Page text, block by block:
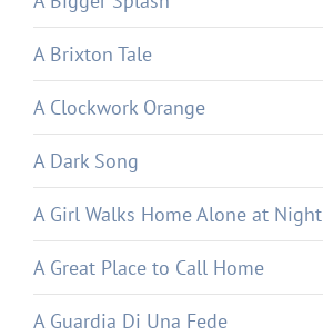
A Brixton Tale
A Clockwork Orange
A Dark Song
A Girl Walks Home Alone at Night
A Great Place to Call Home
A Guardia Di Una Fede